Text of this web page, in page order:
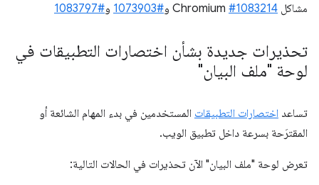
مشاكل Chromium #1083214 و#1073903 و#1083797
تحذيرات جديدة بشأن اختصارات التطبيقات في
لوحة "ملف البيان"
تساعد اختصارات التطبيقات المستخدمين في بدء المهام الشائعة أو
المقترَحة بسرعة داخل تطبيق الويب.
تعرض لوحة "ملف البيان" الآن تحذيرات في الحالات التالية: